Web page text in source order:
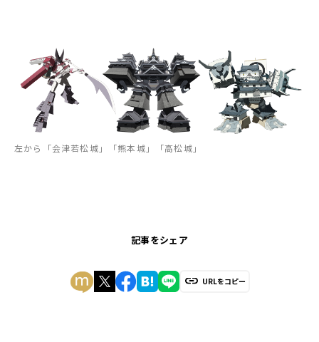
左から「会津若松城」「熊本城」「高松城」
記事をシェア
URLをコピー